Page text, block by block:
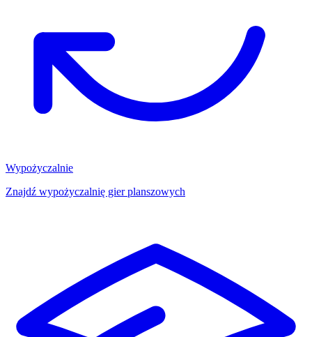
Wypożyczalnie
Znajdź wypożyczalnię gier planszowych